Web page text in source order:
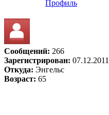
Профиль
Сообщений: 266
Зарегистрирован: 07.12.2011
Откуда: Энгельс
Возраст: 65